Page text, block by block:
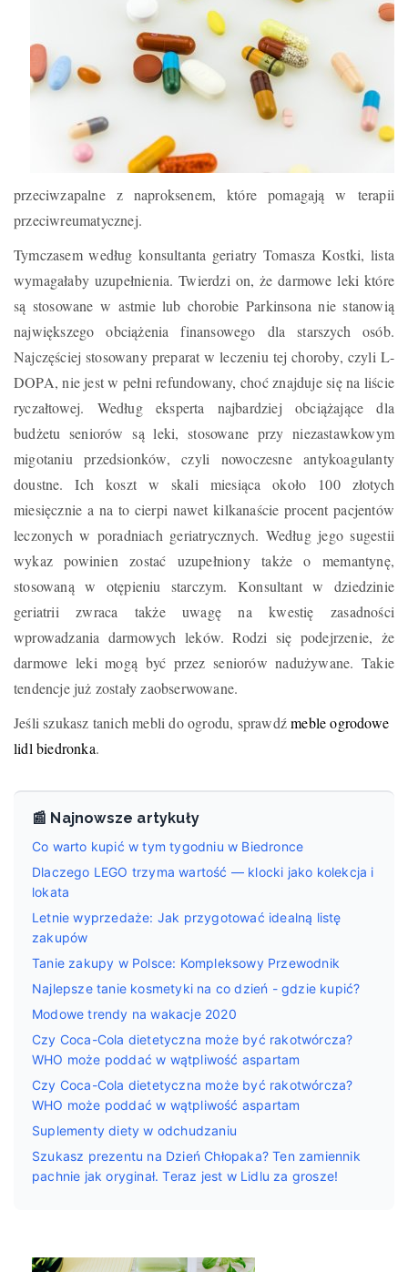
przeciwzapalne z naproksenem, które pomagają w terapii
przeciwreumatycznej.
Tymczasem według konsultanta geriatry Tomasza Kostki, lista
wymagałaby uzupełnienia. Twierdzi on, że darmowe leki które
są stosowane w astmie lub chorobie Parkinsona nie stanowią
największego obciążenia finansowego dla starszych osób.
Najczęściej stosowany preparat w leczeniu tej choroby, czyli L-
DOPA, nie jest w pełni refundowany, choć znajduje się na liście
ryczałtowej. Według eksperta najbardziej obciążające dla
budżetu seniorów są leki, stosowane przy niezastawkowym
migotaniu przedsionków, czyli nowoczesne antykoagulanty
doustne. Ich koszt w skali miesiąca około 100 złotych
miesięcznie a na to cierpi nawet kilkanaście procent pacjentów
leczonych w poradniach geriatrycznych. Według jego sugestii
wykaz powinien zostać uzupełniony także o memantynę,
stosowaną w otępieniu starczym. Konsultant w dziedzinie
geriatrii zwraca także uwagę na kwestię zasadności
wprowadzania darmowych leków. Rodzi się podejrzenie, że
darmowe leki mogą być przez seniorów nadużywane. Takie
tendencje już zostały zaobserwowane.
Jeśli szukasz tanich mebli do ogrodu, sprawdźmeble ogrodowe
lidl biedronka.
📰 Najnowsze artykuły
Co warto kupić w tym tygodniu w Biedronce
Dlaczego LEGO trzyma wartość — klocki jako kolekcja i
lokata
Letnie wyprzedaże: Jak przygotować idealną listę
zakupów
Tanie zakupy w Polsce: Kompleksowy Przewodnik
Najlepsze tanie kosmetyki na co dzień - gdzie kupić?
Modowe trendy na wakacje 2020
Czy Coca-Cola dietetyczna może być rakotwórcza?
WHO może poddać w wątpliwość aspartam
Czy Coca-Cola dietetyczna może być rakotwórcza?
WHO może poddać w wątpliwość aspartam
Suplementy diety w odchudzaniu
Szukasz prezentu na Dzień Chłopaka? Ten zamiennik
pachnie jak oryginał. Teraz jest w Lidlu za grosze!